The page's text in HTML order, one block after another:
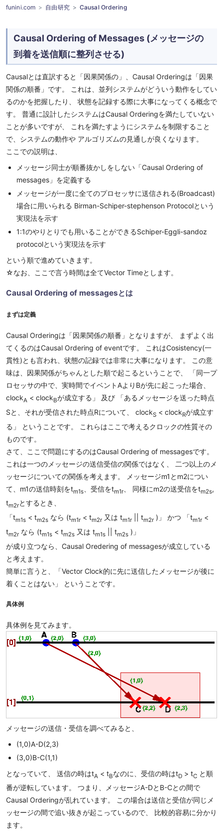
funini.com 自由研究 Causal Ordering
Causal Ordering of Messages (メッセージの
到着を送信順に整列させる)
Causalとは直訳すると「因果関係の」、Causal Orderingは「因果
関係の順番」です。 これは、並列システムがどういう動作をしてい
るのかを把握したり、 状態を記録する際に大事になってくる概念で
す。 普通に設計したシステムはCausal Orderingを満たしていない
ことが多いですが、 これを満たすようにシステムを制限すること
で、システムの動作や アルゴリズムの見通しが良くなります。
ここでの説明は、
メッセージ同士が順番抜かしをしない「Causal Ordering of
messages」を定義する
メッセージが一度に全てのプロセッサに送信される(Broadcast)
場合に用いられる Birman-Schiper-stephenson Protocolという
実現法を示す
1:1のやりとりでも用いることができるSchiper-Eggli-sandoz
protocolという実現法を示す
という順で進めていきます。
☆なお、ここで言う時間は全てVector Timeとします。
Causal Ordering of messagesとは
まずは定義
Causal Orderingは「因果関係の順番」となりますが、 まずよく出
てくるのはCausal Ordering of eventです。 これはCosistency(一
貫性)とも言われ、状態の記録では非常に大事になります。 この意
味は、因果関係がちゃんとした順で起こるということで、 「同一プ
ロセッサの中で、実時間でイベントAよりBが先に起こった場合、
clockA < clockBが成立する」 及び 「あるメッセージを送った時点
Sと、それが受信された時点Rについて、 clockS < clockRが成立す
る」 ということです。 これらはここで考えるクロックの性質その
ものです。
さて、ここで問題にするのはCausal Ordering of messagesです。
これは一つのメッセージの送信受信の関係ではなく、 二つ以上のメ
ッセージについての関係を考えます。 メッセージm1とm2につい
て、m1の送信時刻をtm1s 、受信をtm1r 、 同様にm2の送受信をtm2s,
tm2rとするとき、
「tm1s < tm2s なら (tm1r < tm2r 又は tm1r || tm2r )」 かつ 「tm1r <
tm2r なら (tm1s < tm2s 又は tm1s || tm2s )」
が成り立つなら、Causal Oredering of messagesが成立している
と考えます。
簡単に言うと、「Vector Clock的に先に送信したメッセージが後に
着くことはない」 ということです。
具体例
具体例を見てみます。
メッセージの送信・受信を調べてみると、
(1,0)A-D(2,3)
(3,0)B-C(1,1)
となっていて、 送信の時はtA < tBなのに、受信の時はtD > tC と順
番が逆転しています。 つまり、メッセージA-DとB-Cとの間で
Causal Orderingが乱れています。 この場合は送信と受信が同じメ
ッセージの間で追い抜きが起こっているので、 比較的容易に分かり
ます。